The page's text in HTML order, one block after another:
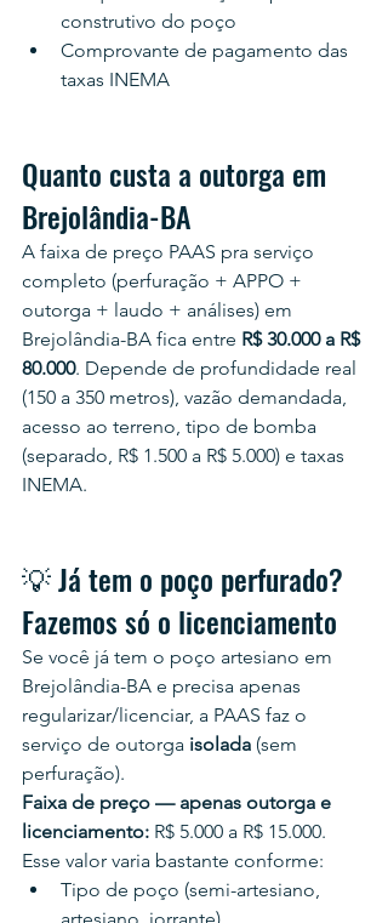
construtivo do poço
Comprovante de pagamento das
taxas INEMA
Quanto custa a outorga em
Brejolândia-BA
A faixa de preço PAAS pra serviço
completo (perfuração + APPO +
outorga + laudo + análises) em
Brejolândia-BA fica entre R$ 30.000 a R$
80.000. Depende de profundidade real
(150 a 350 metros), vazão demandada,
acesso ao terreno, tipo de bomba
(separado, R$ 1.500 a R$ 5.000) e taxas
INEMA.
💡 Já tem o poço perfurado?
Fazemos só o licenciamento
Se você já tem o poço artesiano em
Brejolândia-BA e precisa apenas
regularizar/licenciar, a PAAS faz o
serviço de outorga isolada (sem
perfuração).
Faixa de preço — apenas outorga e
licenciamento: R$ 5.000 a R$ 15.000.
Esse valor varia bastante conforme:
Tipo de poço (semi-artesiano,